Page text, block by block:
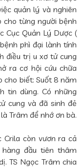
quản lý và nghiên
từng người bệnh
Cục Quản Lý Dược (
phì đại lành tính
điều trị u xơ tử cung
ra cơ hội cứu chữa
cho biết: Suốt 8 năm
tin dùng. Có những
cung và đã sinh đẻ
Trâm để nhớ ơn bà.
Crila còn vươn ra cả
đầu tiên thâm
TS Ngọc Trâm chia